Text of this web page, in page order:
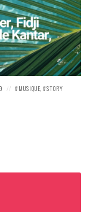
POSTED
MUSIQUE, STORY